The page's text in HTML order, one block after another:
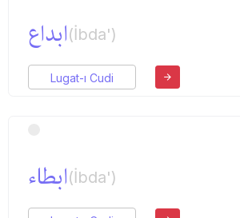
ابداع(İbda')
Lugat-ı Cudi
ابطاء(İbda')